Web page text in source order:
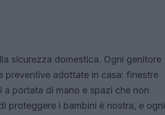
sicurezza domestica. Ogni genitore
preventive adottate in casa: finestre
portata di mano e spazi che non
proteggere i bambini è nostra, e ogni